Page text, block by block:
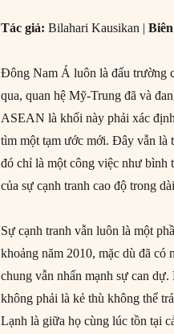
Tác giả: Bilahari Kausikan |
Đông Nam Á luôn là đấu trường
qua, quan hệ Mỹ-Trung đã và
ASEAN là khối này phải xác
tìm một tạm ước mới. Đây vẫn là
đó chỉ là một công việc như bình
của sự cạnh tranh cao độ trong
Sự cạnh tranh vẫn luôn là một
khoảng năm 2010, mặc dù đã có
chung vẫn nhấn mạnh sự can
không phải là kẻ thù không thể
Lạnh là giữa họ cùng lúc tồn tại